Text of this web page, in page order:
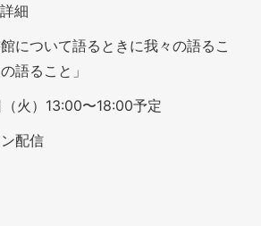
細
について語るときに我々の語るこ
語ること」
火）13:00〜18:00予定
配信